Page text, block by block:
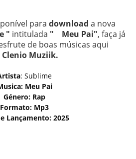
para download a nova
" intitulada " Meu Pai", faça já
de boas músicas aqui
Clenio Muziik.
: Sublime
: Meu Pai
Género: Rap
Formato: Mp3
Lançamento: 2025